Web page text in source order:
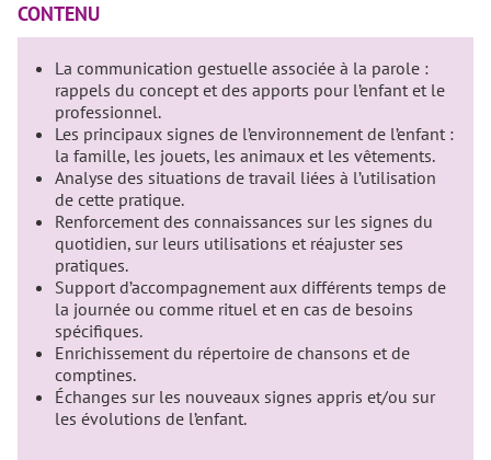
CONTENU
La communication gestuelle associée à la parole :
rappels du concept et des apports pour l’enfant et le
professionnel.
Les principaux signes de l’environnement de l’enfant :
la famille, les jouets, les animaux et les vêtements.
Analyse des situations de travail liées à l’utilisation
de cette pratique.
Renforcement des connaissances sur les signes du
quotidien, sur leurs utilisations et réajuster ses
pratiques.
Support d’accompagnement aux différents temps de
la journée ou comme rituel et en cas de besoins
spécifiques.
Enrichissement du répertoire de chansons et de
comptines.
Échanges sur les nouveaux signes appris et/ou sur
les évolutions de l’enfant.